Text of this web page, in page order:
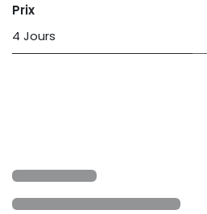
Prix
4 Jours